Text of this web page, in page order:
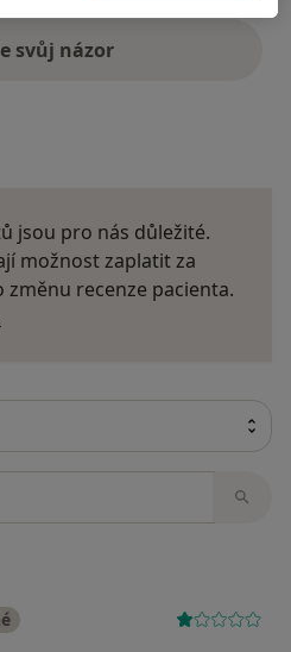
svůj názor
jsou pro nás důležité.
možnost zaplatit za
recenze pacienta.